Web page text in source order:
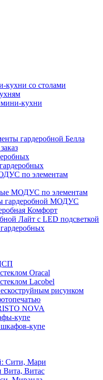
кухни со столами
мини-кухни
гардеробной Белла
по элементам
МОДУС по элементам
гардеробной МОДУС
Комфорт
Лайт с LED подсветкой
Oracal
Lacobel
рисунком
NOVA
купе
купе
Сити, Мари
Вита, Витас